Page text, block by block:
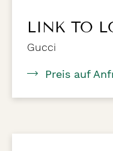
LINK TO
Gucci
Preis auf